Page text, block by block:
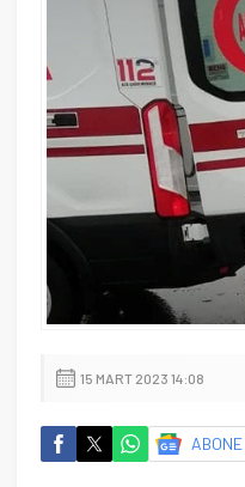
15 MART 2023 14:08
ABONE